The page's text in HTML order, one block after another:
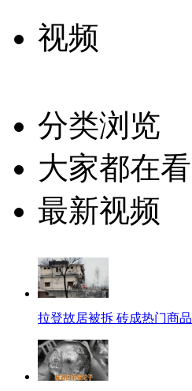
视频
分类浏览
大家都在看
最新视频
拉登故居被拆 砖成热门商品